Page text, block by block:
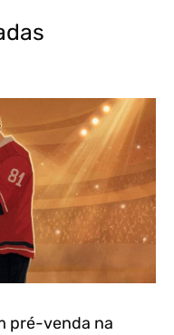
pré-venda na